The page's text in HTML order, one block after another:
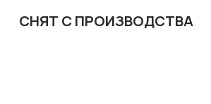
СНЯТ С ПРОИЗВОДСТВА